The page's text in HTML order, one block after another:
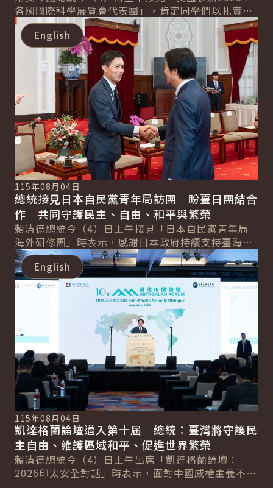
各國國際科學展覽會代表團」，肯定同學們以扎實研
究、創新思維及面對挑戰的韌性，在國際舞臺獲得...
詳細內容
115年08月04日
總統接見日本自民黨青年局訪團 盼臺日團結合
作 共同守護民主、自由、和平與繁榮
賴清德總統今（4）日上午接見「日本自民黨青年局
海外研修團」時表示，感謝日本政府持續支持臺海和
平穩定，並強調，面對中國持續對周邊國家進行灰色
地...
English
詳細內容
115年08月04日
凱達格蘭論壇邁入第十屆 總統：臺灣將守護民
主自由、維護區域和平、促進世界繁榮
賴清德總統今（4）日上午出席「凱達格蘭論壇：
2026印太安全對話」時表示，面對中國威權主義不斷
English